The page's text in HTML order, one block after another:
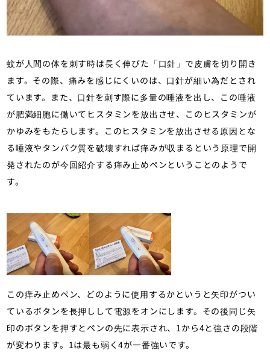
蚊が人間の体を刺す時は長く伸びた「口針」で皮膚を切り開き
ます。その際、痛みを感じにくいのは、口針が細い為だとされ
ています。また、口針を刺す際に多量の唾液を出し、この唾液
が肥満細胞に働いてヒスタミンを放出させ、このヒスタミンが
かゆみをもたらします。このヒスタミンを放出させる原因とな
る唾液やタンパク質を破壊すれば痒みが収まるという原理で開
発されたのが今回紹介する痒み止めペンということのようで
す。
この痒み止めペン、どのように使用するかというと矢印がつい
ているボタンを長押しして電源をオンにします。その後同じ矢
印のボタンを押すとペンの先に表示され、1から4と強さの段階
が変わります。1は最も弱く4が一番強いです。